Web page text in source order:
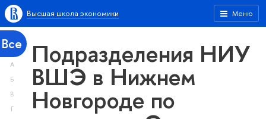
Меню
Высшая школа экономики
Все
А
Б
В
Г
Подразделения НИУ
ВШЭ в Нижнем
Новгороде по